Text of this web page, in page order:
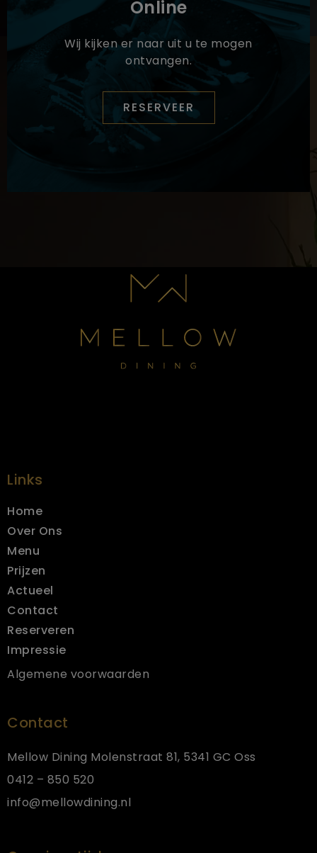
Online
Wij kijken er naar uit u te mogen
ontvangen.
RESERVEER
Links
Home
Over Ons
Menu
Prijzen
Actueel
Contact
Reserveren
Impressie
Algemene voorwaarden
Contact
Mellow Dining Molenstraat 81, 5341 GC Oss
0412 – 850 520
info@mellowdining.nl